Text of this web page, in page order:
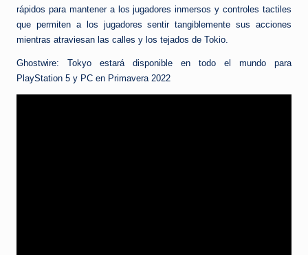
rápidos para mantener a los jugadores inmersos y controles tactiles
que permiten a los jugadores sentir tangiblemente sus acciones
mientras atraviesan las calles y los tejados de Tokio.
Ghostwire: Tokyo estará disponible en todo el mundo para
PlayStation 5 y PC en Primavera 2022